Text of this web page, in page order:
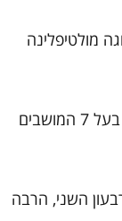
מולטיפלינה
סקודה חושפת את פני רכב השטח החשמלי בעל 7 המושבים
ברבעון השני, הרבה